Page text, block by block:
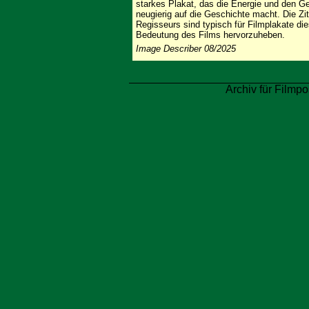
starkes Plakat, das die Energie und den
neugierig auf die Geschichte macht. Die
Regisseurs sind typisch für Filmplakate
Bedeutung des Films hervorzuheben.
Image Describer 08/2025
Archiv für